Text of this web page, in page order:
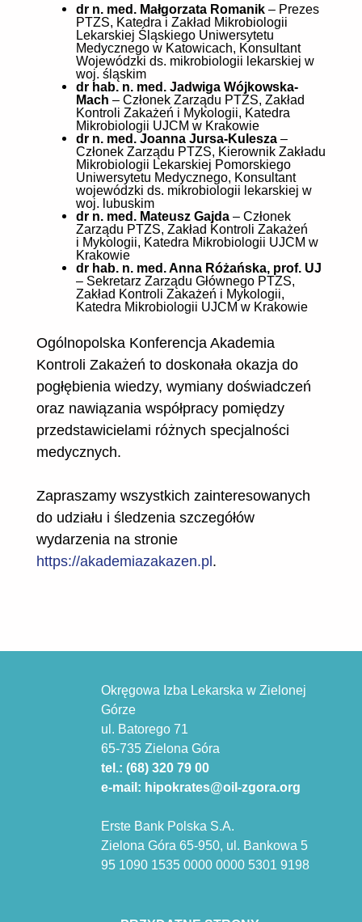
dr n. med. Małgorzata Romanik – Prezes
PTZS, Katedra i Zakład Mikrobiologii
Lekarskiej Śląskiego Uniwersytetu
Medycznego w Katowicach, Konsultant
Wojewódzki ds. mikrobiologii lekarskiej w
woj. śląskim
dr hab. n. med. Jadwiga Wójkowska-
Mach – Członek Zarządu PTZS, Zakład
Kontroli Zakażeń i Mykologii, Katedra
Mikrobiologii UJCM w Krakowie
dr n. med. Joanna Jursa-Kulesza –
Członek Zarządu PTZS, Kierownik Zakładu
Mikrobiologii Lekarskiej Pomorskiego
Uniwersytetu Medycznego, Konsultant
wojewódzki ds. mikrobiologii lekarskiej w
woj. lubuskim
dr n. med. Mateusz Gajda – Członek
Zarządu PTZS, Zakład Kontroli Zakażeń
i Mykologii, Katedra Mikrobiologii UJCM w
Krakowie
dr hab. n. med. Anna Różańska, prof. UJ
– Sekretarz Zarządu Głównego PTZS,
Zakład Kontroli Zakażeń i Mykologii,
Katedra Mikrobiologii UJCM w Krakowie
Ogólnopolska Konferencja Akademia
Kontroli Zakażeń to doskonała okazja do
pogłębienia wiedzy, wymiany doświadczeń
oraz nawiązania współpracy pomiędzy
przedstawicielami różnych specjalności
medycznych.
Zapraszamy wszystkich zainteresowanych
do udziału i śledzenia szczegółów
wydarzenia na stronie
https://akademiazakazen.pl .
Okręgowa Izba Lekarska w Zielonej
Górze
ul. Batorego 71
65-735 Zielona Góra
tel.: (68) 320 79 00
e-mail: hipokrates@oil-zgora.org
Erste Bank Polska S.A.
Zielona Góra 65-950, ul. Bankowa 5
95 1090 1535 0000 0000 5301 9198